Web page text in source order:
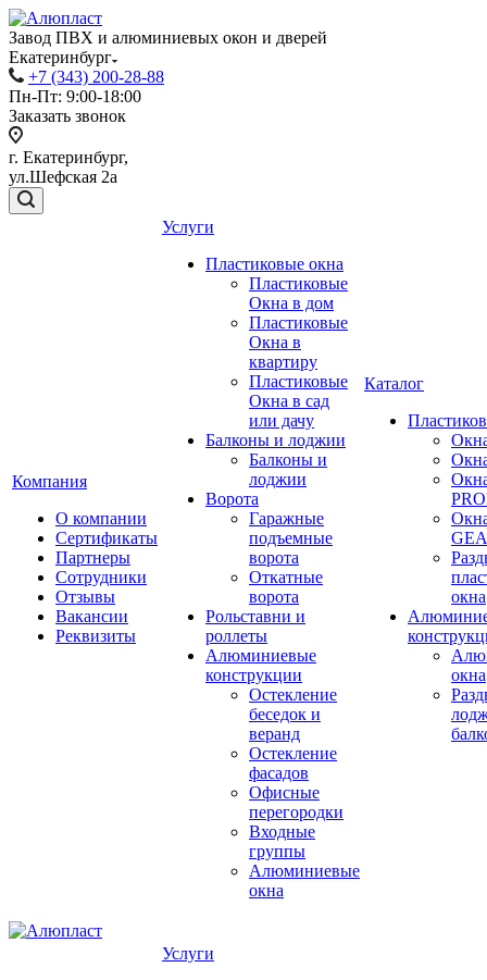
Завод ПВХ и алюминиевых окон и дверей
Екатеринбург
+7 (343) 200-28-88
Пн-Пт: 9:00-18:00
Заказать звонок
г. Екатеринбург,
ул.Шефская 2а
Компания
О компании
Сертификаты
Партнеры
Сотрудники
Отзывы
Вакансии
Реквизиты
Услуги
Пластиковые окна
Пластиковые
Окна в дом
Пластиковые
Окна в
квартиру
Пластиковые
Окна в сад
или дачу
Балконы и лоджии
Балконы и
лоджии
Ворота
Гаражные
подъемные
ворота
Откатные
ворота
Рольставни и
роллеты
Алюминиевые
конструкции
Остекление
беседок и
веранд
Остекление
фасадов
Офисные
перегородки
Входные
группы
Алюминиевые
окна
Каталог
окна
окна
Услуги